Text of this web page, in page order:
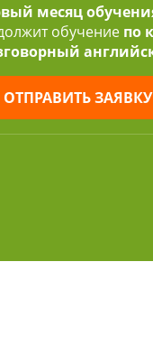
месяц
обучение по
ОТПРАВИТЬ ЗАЯВКУ